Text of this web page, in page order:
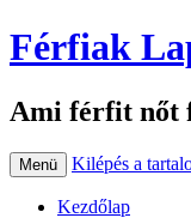
Férfiak
Ami férfit nőt
Menü Kilépés a
Kezdőlap